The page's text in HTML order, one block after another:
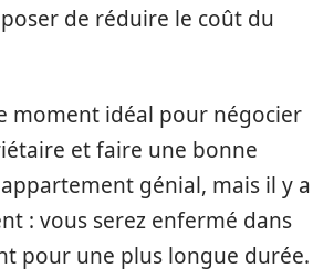
de réduire le coût du
moment idéal pour négocier
et faire une bonne
génial, mais il y a
: vous serez enfermé dans
pour une plus longue durée.